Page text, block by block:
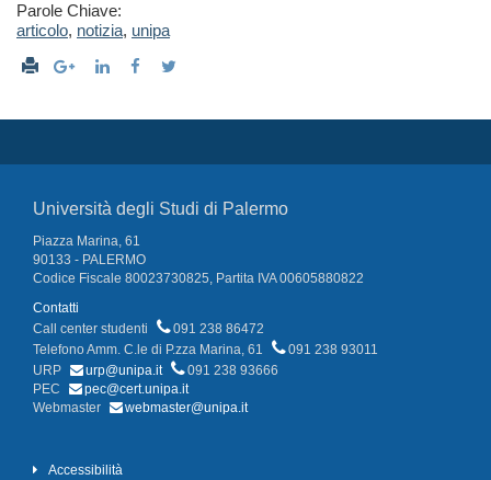
Parole Chiave:
articolo, notizia, unipa
Università degli Studi di Palermo
Piazza Marina, 61
90133 - PALERMO
Codice Fiscale 80023730825, Partita IVA 00605880822
Contatti
Call center studenti
091 238 86472
Telefono Amm. C.le di P.zza Marina, 61
091 238 93011
URP
urp@unipa.it
091 238 93666
PEC
pec@cert.unipa.it
Webmaster
webmaster@unipa.it
Accessibilità